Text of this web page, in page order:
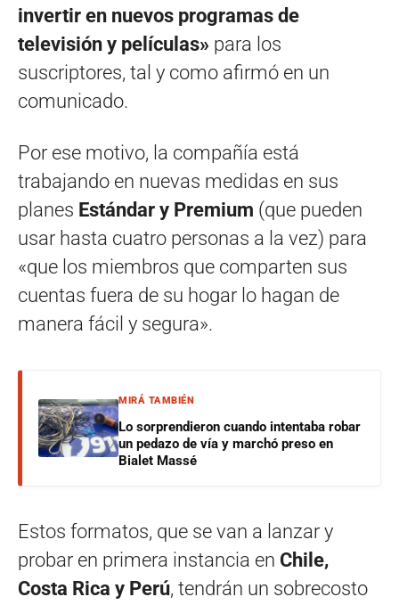
invertir en nuevos programas de
televisión y películas» para los
suscriptores, tal y como afirmó en un
comunicado.
Por ese motivo, la compañía está
trabajando en nuevas medidas en sus
planes Estándar y Premium (que pueden
usar hasta cuatro personas a la vez) para
«que los miembros que comparten sus
cuentas fuera de su hogar lo hagan de
manera fácil y segura».
MIRÁ TAMBIÉN
Lo sorprendieron cuando intentaba robar
un pedazo de vía y marchó preso en
Bialet Massé
Estos formatos, que se van a lanzar y
probar en primera instancia en Chile,
Costa Rica y Perú, tendrán un sobrecosto